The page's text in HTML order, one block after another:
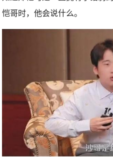
恺哥时，他会说什么。